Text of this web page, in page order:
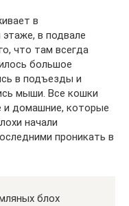
в
в подвале
что там всегда
большое
в подъезды и
мыши. Все кошки
и домашние, которые
начали
проникать в
блох